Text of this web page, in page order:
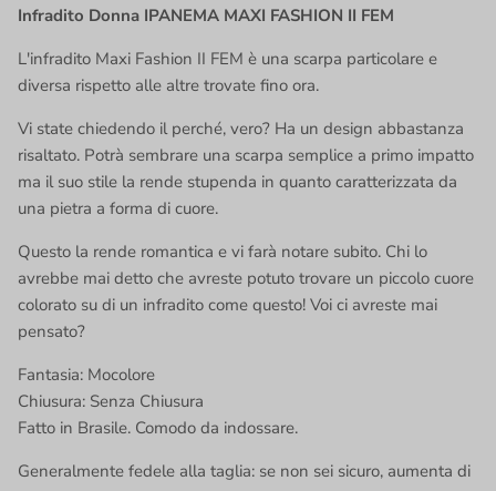
Infradito Donna IPANEMA MAXI FASHION II FEM
L'infradito Maxi Fashion II FEM è una scarpa particolare e
diversa rispetto alle altre trovate fino ora.
Vi state chiedendo il perché, vero? Ha un design abbastanza
risaltato. Potrà sembrare una scarpa semplice a primo impatto
ma il suo stile la rende stupenda in quanto caratterizzata da
una pietra a forma di cuore.
Questo la rende romantica e vi farà notare subito. Chi lo
avrebbe mai detto che avreste potuto trovare un piccolo cuore
colorato su di un infradito come questo! Voi ci avreste mai
pensato?
Fantasia: Mocolore
Chiusura: Senza Chiusura
Fatto in Brasile. Comodo da indossare.
Generalmente fedele alla taglia: se non sei sicuro, aumenta di